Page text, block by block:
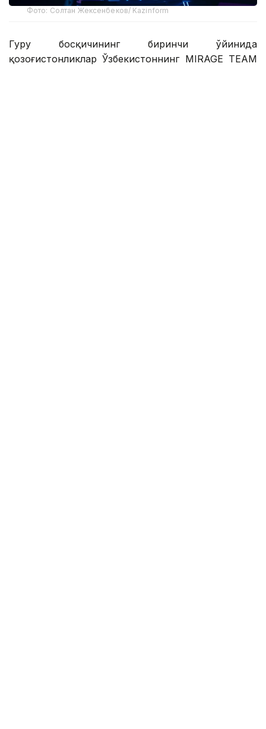
Фото: Солтан Жексенбеков/ Kazinform
Гуруҳ босқичининг биринчи ўйинида
қозоғистонликлар Ўзбекистоннинг MIRAGE TEAM